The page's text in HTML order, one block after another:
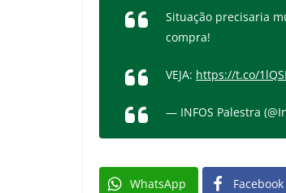
Situação precisaria
compra!
VEJA: https://t.co/
— INFOS Palestra
WhatsApp Facebook